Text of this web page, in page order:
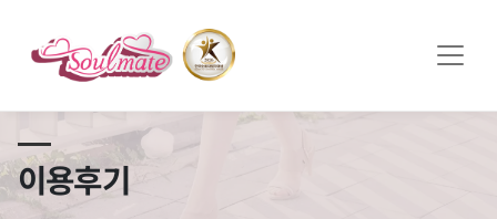
이용후기
쏠메이트×토모토모 프로모션 영상 full버전 보러가기